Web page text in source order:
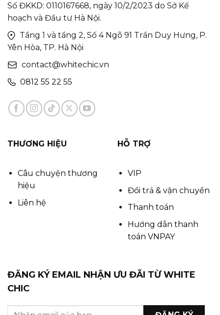
Số ĐKKD: 0110167668, ngày 10/2/2023 do Sở Kế
hoạch và Đầu tư Hà Nội.
Tầng 1 và tầng 2, Số 4 Ngõ 91 Trần Duy Hưng, P.
Yên Hòa, TP. Hà Nội
contact@whitechic.vn
0812 55 22 55
THƯƠNG HIỆU
Câu chuyện thương
hiệu
Liên hệ
HỖ TRỢ
VIP
Đổi trả & vận chuyển
Thanh toán
Hướng dẫn thanh
toán VNPAY
ĐĂNG KÝ EMAIL NHẬN ƯU ĐÃI TỪ WHITE
CHIC